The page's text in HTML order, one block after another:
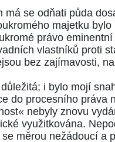
se odňati půda
majetku
právo
vlastníků proti
bez zajímavosti,
i bylo mojí
do procesního práva
nebyly znovu
využitkována.
měrou nežádoucí a